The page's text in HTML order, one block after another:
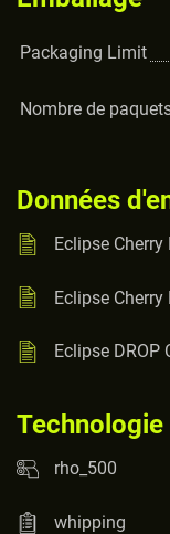
Packaging Limit
Nombre de
Données
Eclipse
Eclipse
Eclipse
Technologie
rho_500
whipping